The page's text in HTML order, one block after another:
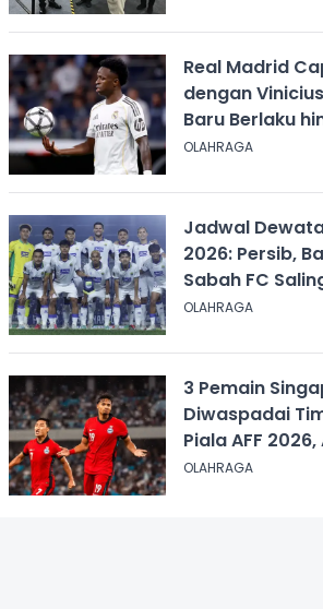
Real Madrid
dengan
Baru Berlaku
OLAHRAGA
Jadwal
2026: Persib,
Sabah FC
OLAHRAGA
3 Pemain
Diwaspadai
Piala AFF
OLAHRAGA